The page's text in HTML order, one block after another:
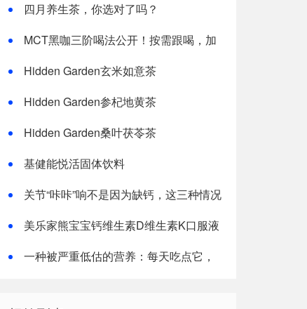
四月养生茶，你选对了吗？
MCT黑咖三阶喝法公开！按需跟喝，加
Hidden Garden玄米如意茶
Hidden Garden参杞地黄茶
Hidden Garden桑叶茯苓茶
基健能悦活固体饮料
关节“咔咔”响不是因为缺钙，这三种情况
美乐家熊宝宝钙维生素D维生素K口服液
一种被严重低估的营养：每天吃点它，